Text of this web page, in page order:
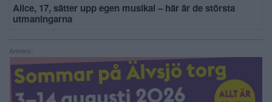
Alice, 17, sätter upp egen musikal – här är de största
utmaningarna
Annons: